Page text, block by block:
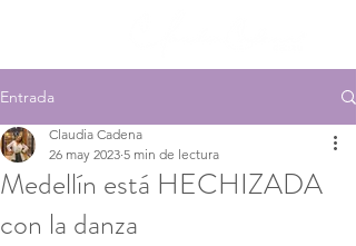
Entrada
Medellín está HECHIZADA
con la danza
Claudia Cadena
26 may 2023 5 min de lectura